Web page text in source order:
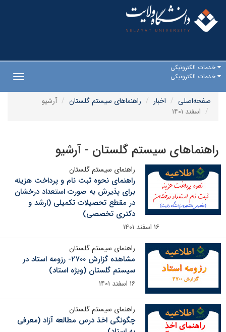
خدمات الکترونیکی
خدمات الکترونیکی
صفحه‌اصلی
اخبار راهنماهای سیستم گلستان
آرشیو
اسفند ۱۴۰۱
راهنماهای سیستم گلستان - آرشیو
راهنمای سیستم گلستان
راهنمای نحوه ثبت نام و پرداخت هزینه
برای پذیرش به صورت استعداد درخشان
در مقطع تحصیلات تکمیلی (ارشد و
دکتری تخصصی)
۱۶ اسفند ۱۴۰۱
راهنمای سیستم گلستان
مشاهده گزارش ۲۷۰۰- رزومه استاد در
سیستم گلستان (ویژه استاد)
۱۶ اسفند ۱۴۰۱
راهنمای سیستم گلستان
چگونگی اخذ درس مطالعه آزاد (معرفی